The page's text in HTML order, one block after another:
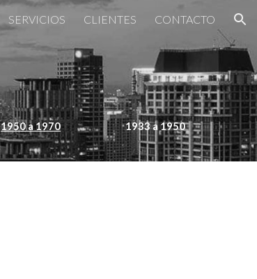
SERVICIOS CLIENTES CONTACTO
1950 a 19701933 a 1950